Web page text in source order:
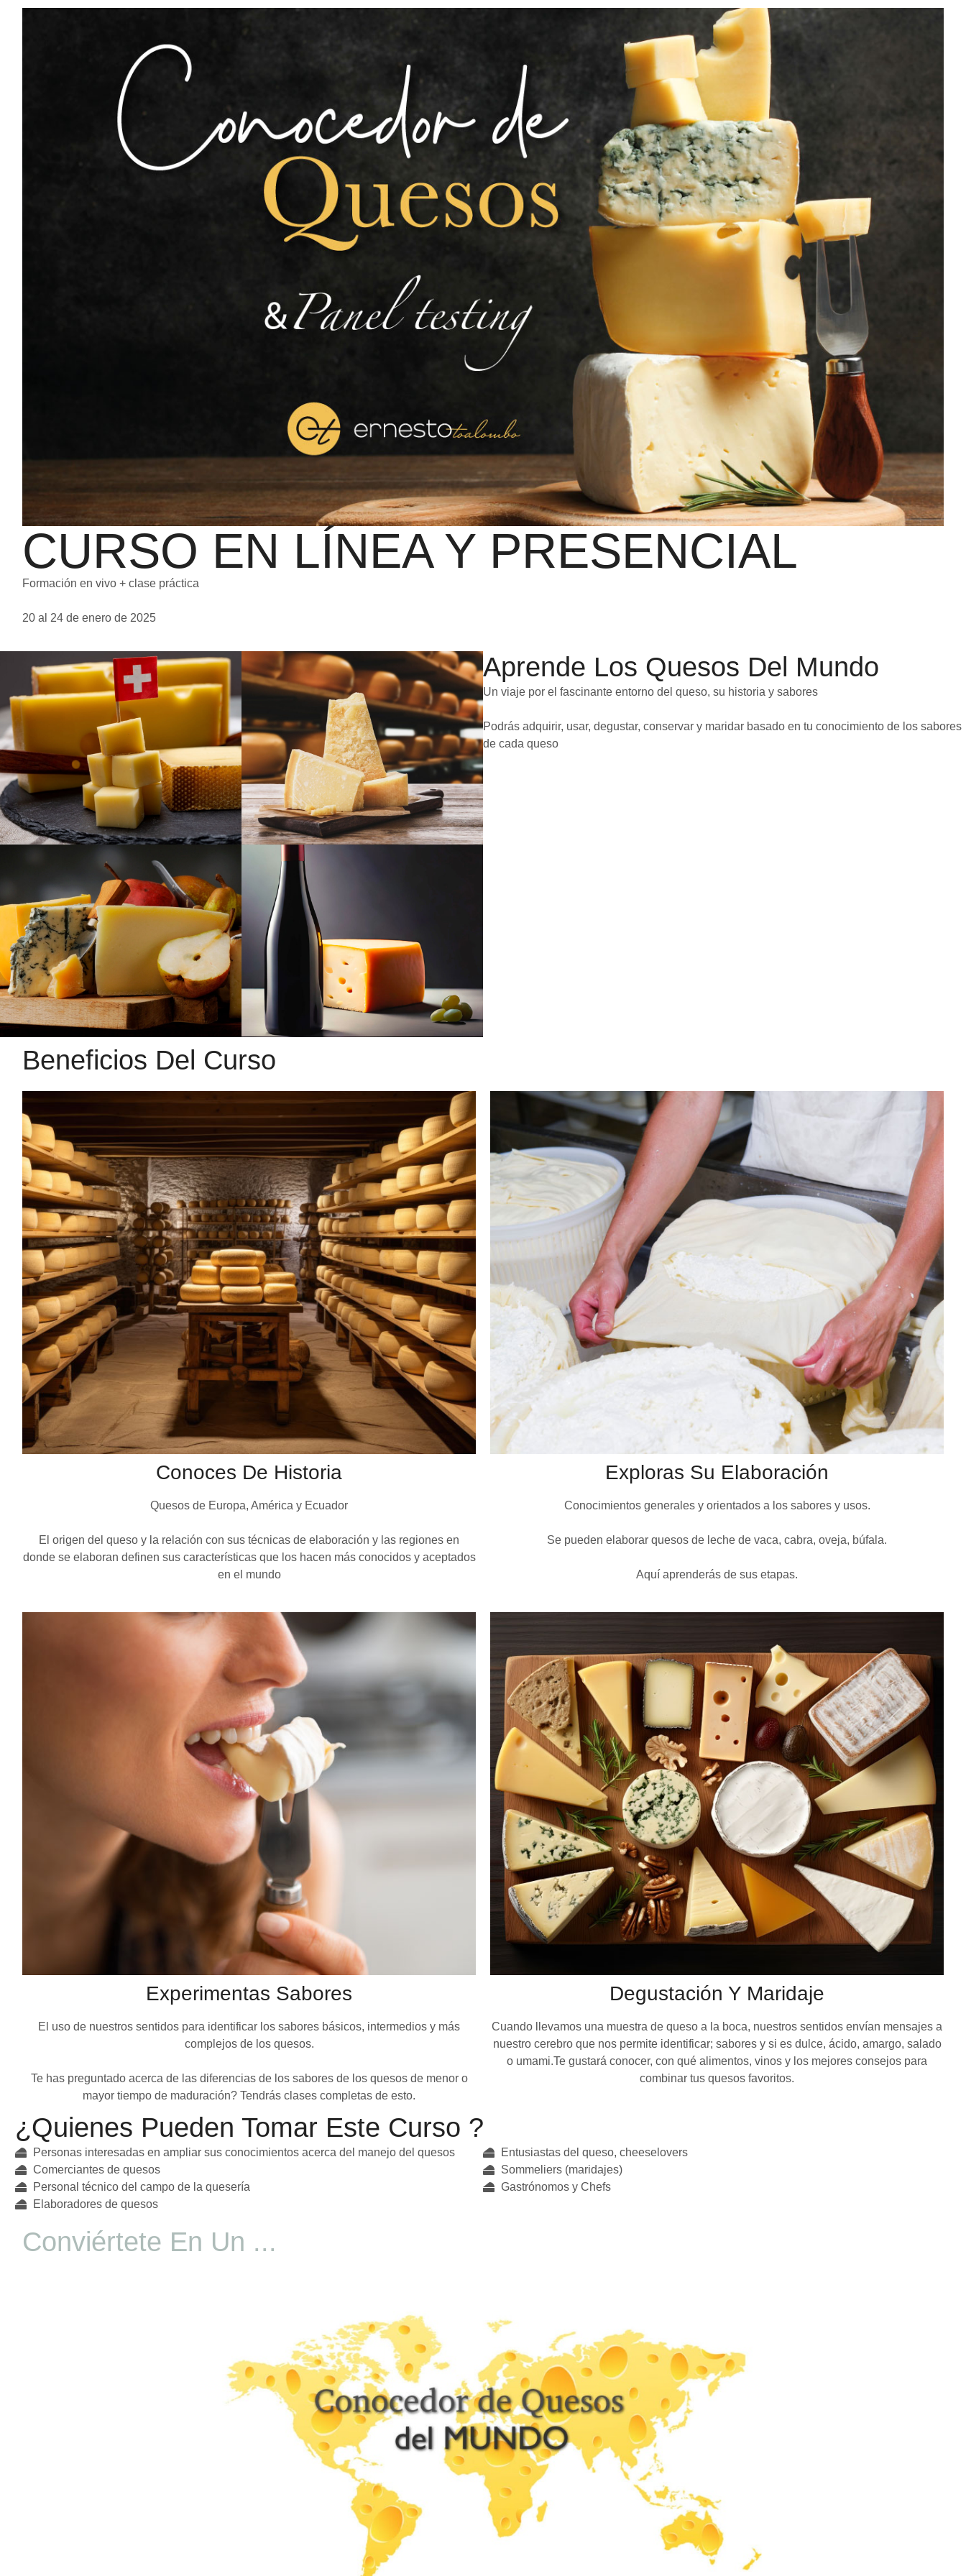
CURSO EN LÍNEA Y PRESENCIAL
Formación en vivo + clase práctica
20 al 24 de enero de 2025
Aprende Los Quesos Del Mundo
Un viaje por el fascinante entorno del queso, su historia y sabores
Podrás adquirir, usar, degustar, conservar y maridar basado en tu conocimiento de los sabores
de cada queso
Beneficios Del Curso
Conoces De Historia
Quesos de Europa, América y Ecuador
El origen del queso y la relación con sus técnicas de elaboración y las regiones en
donde se elaboran definen sus características que los hacen más conocidos y aceptados
en el mundo
Exploras Su Elaboración
Conocimientos generales y orientados a los sabores y usos.
Se pueden elaborar quesos de leche de vaca, cabra, oveja, búfala.
Aquí aprenderás de sus etapas.
Experimentas Sabores
El uso de nuestros sentidos para identificar los sabores básicos, intermedios y más
complejos de los quesos.
Te has preguntado acerca de las diferencias de los sabores de los quesos de menor o
mayor tiempo de maduración? Tendrás clases completas de esto.
Degustación Y Maridaje
Cuando llevamos una muestra de queso a la boca, nuestros sentidos envían mensajes a
nuestro cerebro que nos permite identificar; sabores y si es dulce, ácido, amargo, salado
o umami.Te gustará conocer, con qué alimentos, vinos y los mejores consejos para
combinar tus quesos favoritos.
¿Quienes Pueden Tomar Este Curso ?
Personas interesadas en ampliar sus conocimientos acerca del manejo del quesos
Comerciantes de quesos
Personal técnico del campo de la quesería
Elaboradores de quesos
Entusiastas del queso, cheeselovers
Sommeliers (maridajes)
Gastrónomos y Chefs
Conviértete En Un ...